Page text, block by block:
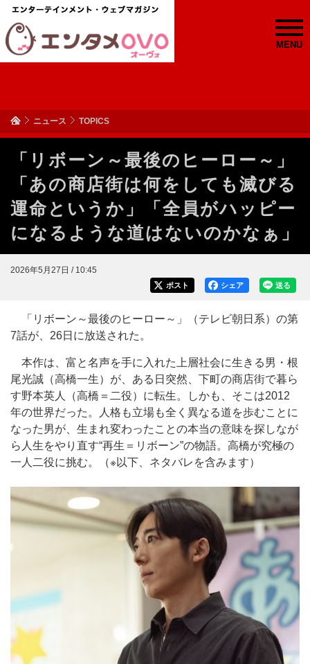
MENU
ニュース TOPICS
「リボーン～最後のヒーロー～」
「あの商店街は何をしても滅びる
運命というか」「全員がハッピー
になるような道はないのかなぁ」
2026年5月27日 / 10:45
送る
シェア
ポスト
「リボーン～最後のヒーロー～」（テレビ朝日系）の第
7話が、26日に放送された。
本作は、富と名声を手に入れた上層社会に生きる男・根
尾光誠（高橋一生）が、ある日突然、下町の商店街で暮ら
す野本英人（高橋＝二役）に転生。しかも、そこは2012
年の世界だった。人格も立場も全く異なる道を歩むことに
なった男が、生まれ変わったことの本当の意味を探しなが
ら人生をやり直す“再生＝リボーン”の物語。高橋が究極の
一人二役に挑む。（※以下、ネタバレを含みます）